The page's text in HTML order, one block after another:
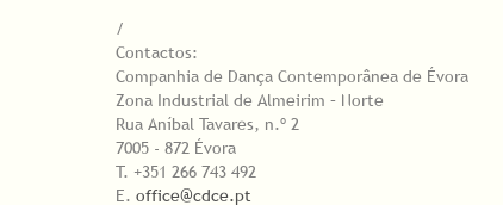
/
Contactos:
Companhia de Dança Contemporânea de Évora
Zona Industrial de Almeirim – Norte
Rua Aníbal Tavares, n.º 2
7005 - 872 Évora
T. +351 266 743 492
E. office@cdce.pt